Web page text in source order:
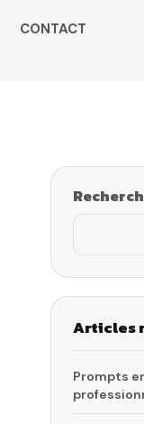
CONTACT
Articles
Prompts